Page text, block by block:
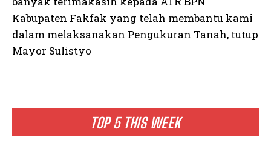
TOP 5 THIS WEEK
Kabupaten Fakfak yang telah membantu kami
dalam melaksanakan Pengukuran Tanah, tutup
Mayor Sulistyo